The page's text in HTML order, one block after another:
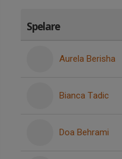
Spelare
Aurela Berisha
Bianca Tadic
Doa Behrami